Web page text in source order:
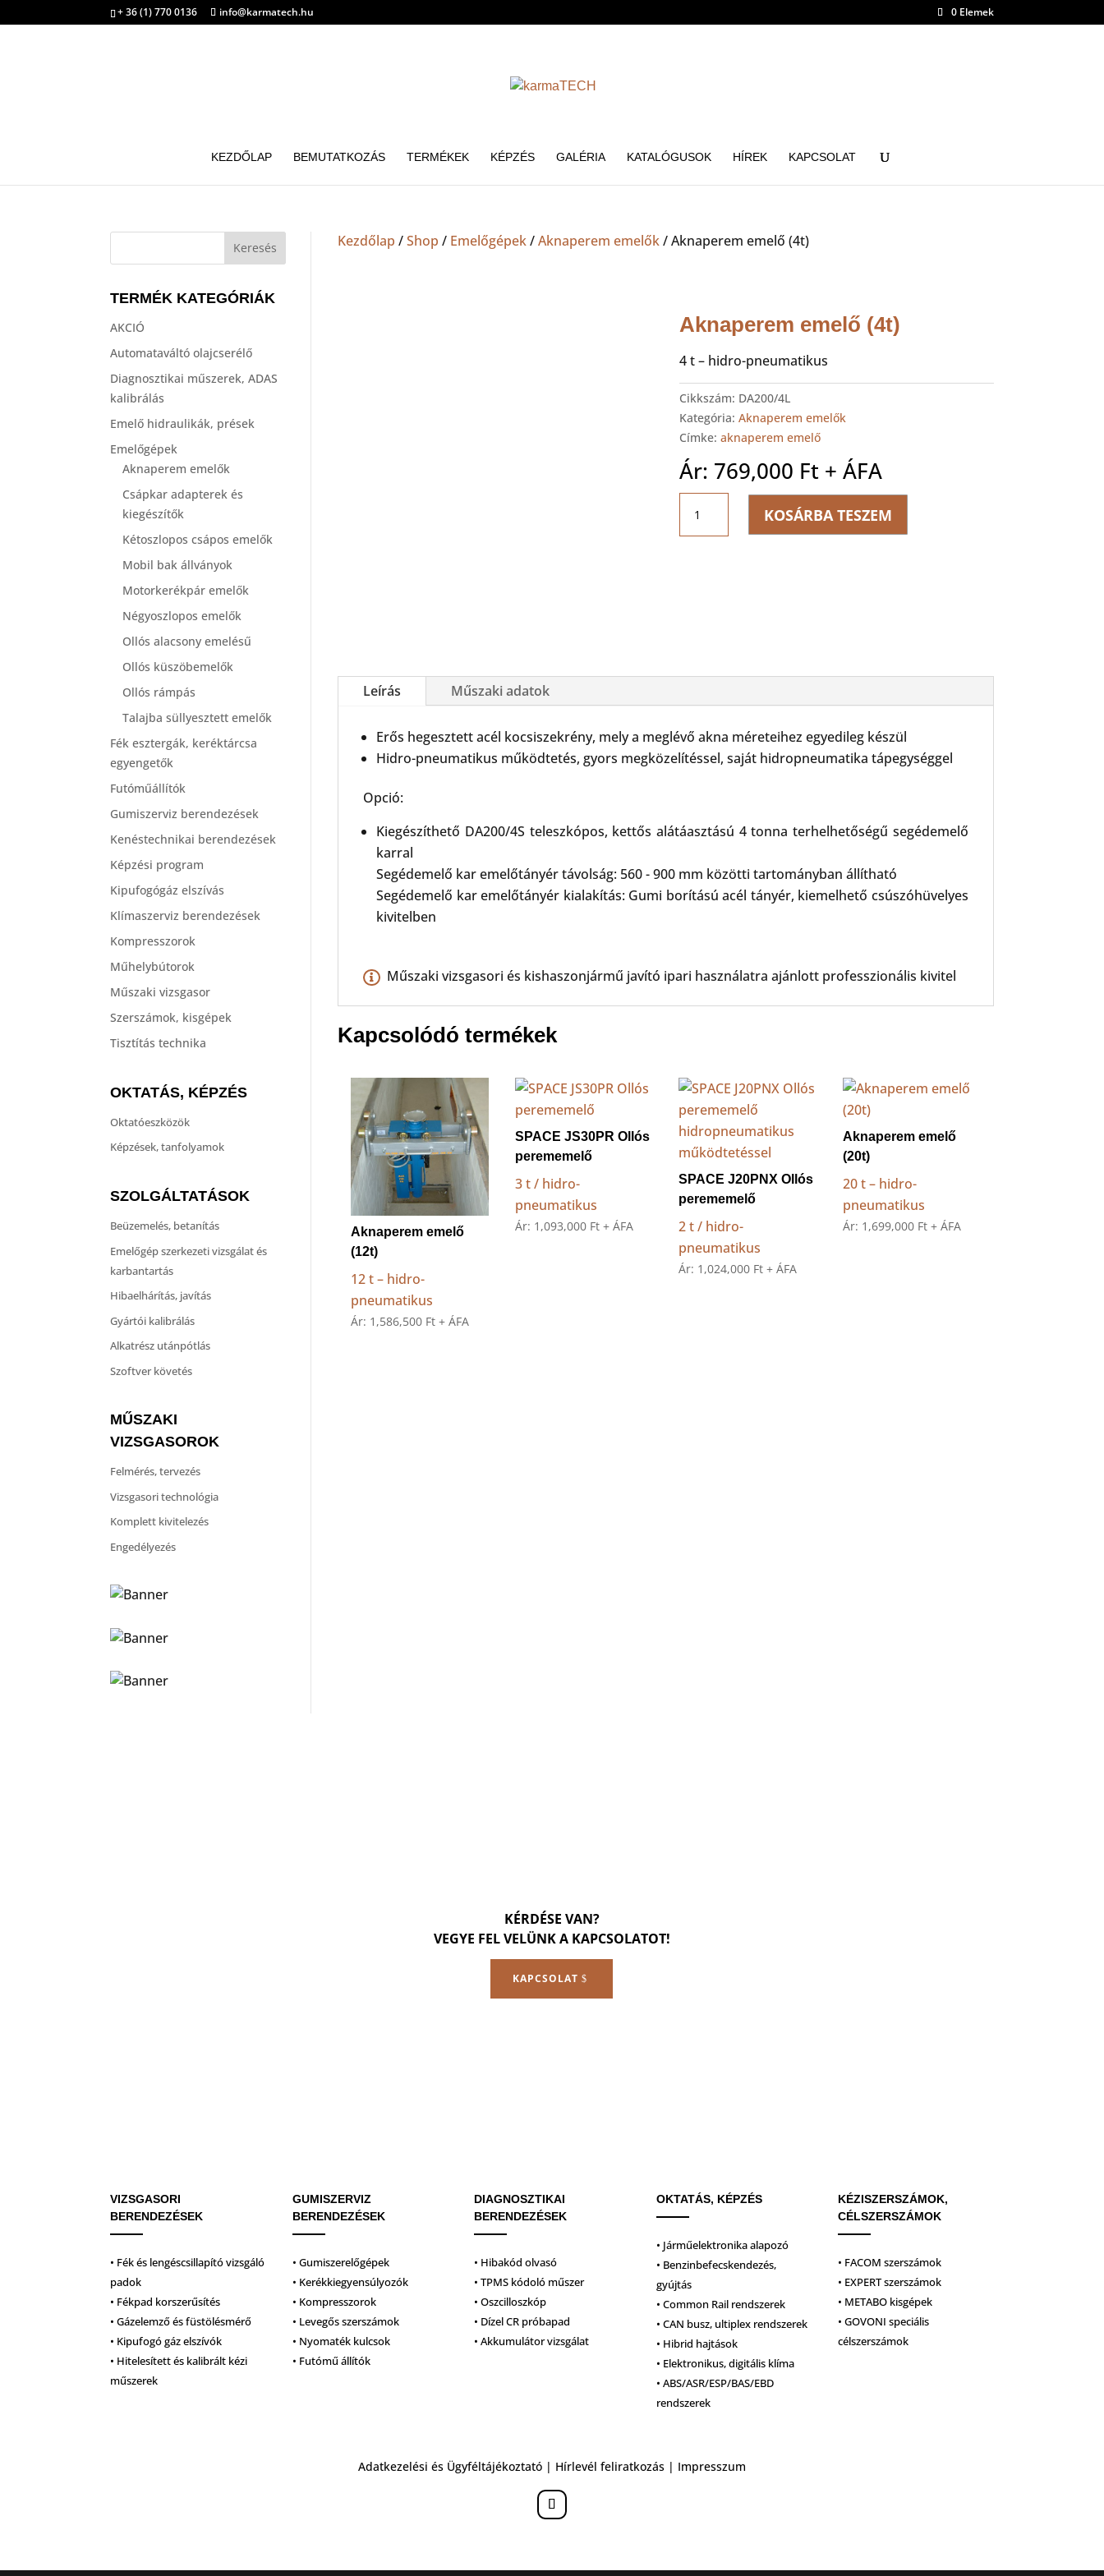
+ 36 (1) 770 0136 info@karmatech.hu 0 Elemek
KEZDŐLAP BEMUTATKOZÁS TERMÉKEK KÉPZÉS GALÉRIA KATALÓGUSOK HÍREK KAPCSOLAT
TERMÉK KATEGÓRIÁK
AKCIÓ
Automataváltó olajcserélő
Diagnosztikai műszerek, ADAS
kalibrálás
Emelő hidraulikák, prések
Emelőgépek
Aknaperem emelők
Csápkar adapterek és
kiegészítők
Kétoszlopos csápos emelők
Mobil bak állványok
Motorkerékpár emelők
Négyoszlopos emelők
Ollós alacsony emelésű
Ollós küszöbemelők
Ollós rámpás
Talajba süllyesztett emelők
Fék esztergák, keréktárcsa
egyengetők
Futóműállítók
Gumiszerviz berendezések
Kenéstechnikai berendezések
Képzési program
Kipufogógáz elszívás
Klímaszerviz berendezések
Kompresszorok
Műhelybútorok
Műszaki vizsgasor
Szerszámok, kisgépek
Tisztítás technika
OKTATÁS, KÉPZÉS
Oktatóeszközök
Képzések, tanfolyamok
SZOLGÁLTATÁSOK
Beüzemelés, betanítás
Emelőgép szerkezeti vizsgálat és
karbantartás
Hibaelhárítás, javítás
Gyártói kalibrálás
Alkatrész utánpótlás
Szoftver követés
MŰSZAKI
VIZSGASOROK
Felmérés, tervezés
Vizsgasori technológia
Komplett kivitelezés
Engedélyezés
Kezdőlap /Shop / Emelőgépek/Aknaperem emelők/ Aknaperem emelő (4t)
Aknaperem emelő (4t)
4 t – hidro-pneumatikus
Cikkszám: DA200/4L
Kategória: Aknaperem emelők
Címke: aknaperem emelő
Ár: 769,000 Ft + ÁFA
emelő
(4t)
KOSÁRBA TESZEM
Leírás Műszaki adatok
Erős hegesztett acél kocsiszekrény, mely a meglévő akna méreteihez egyedileg készül
Hidro-pneumatikus működtetés, gyors megközelítéssel, saját hidropneumatika tápegységgel
Opció:
Kiegészíthető DA200/4S teleszkópos, kettős alátáasztású 4 tonna terhelhetőségű segédemelő
karral
Segédemelő kar emelőtányér távolság: 560 - 900 mm közötti tartományban állítható
Segédemelő kar emelőtányér kialakítás: Gumi borítású acél tányér, kiemelhető csúszóhüvelyes
kivitelben
Műszaki vizsgasori és kishaszonjármű javító ipari használatra ajánlott professzionális kivitel
Kapcsolódó termékek
Aknaperem emelő
(12t)
12 t – hidro-
pneumatikus
Ár: 1,586,500 Ft + ÁFA
SPACE JS30PR Ollós
perememelő
3 t / hidro-
pneumatikus
Ár: 1,093,000 Ft + ÁFA
SPACE J20PNX Ollós
perememelő
2 t / hidro-
pneumatikus
Ár: 1,024,000 Ft + ÁFA
Aknaperem emelő
(20t)
20 t – hidro-
pneumatikus
Ár: 1,699,000 Ft + ÁFA
KÉRDÉSE VAN?
VEGYE FEL VELÜNK A KAPCSOLATOT!
KAPCSOLAT
VIZSGASORI
BERENDEZÉSEK
• Fék és lengéscsillapító vizsgáló
padok
• Fékpad korszerűsítés
• Gázelemző és füstölésmérő
• Kipufogó gáz elszívók
• Hitelesített és kalibrált kézi
műszerek
GUMISZERVIZ
BERENDEZÉSEK
• Gumiszerelőgépek
• Kerékkiegyensúlyozók
• Kompresszorok
• Levegős szerszámok
• Nyomaték kulcsok
• Futómű állítók
DIAGNOSZTIKAI
BERENDEZÉSEK
• Hibakód olvasó
• TPMS kódoló műszer
• Oszcilloszkóp
• Dízel CR próbapad
• Akkumulátor vizsgálat
OKTATÁS, KÉPZÉS
• Járműelektronika alapozó
• Benzinbefecskendezés,
gyújtás
• Common Rail rendszerek
• CAN busz, ultiplex rendszerek
• Hibrid hajtások
• Elektronikus, digitális klíma
• ABS/ASR/ESP/BAS/EBD
rendszerek
KÉZISZERSZÁMOK,
CÉLSZERSZÁMOK
• FACOM szerszámok
• EXPERT szerszámok
• METABO kisgépek
• GOVONI speciális
célszerszámok
Adatkezelési és Ügyféltájékoztató | Hírlevél feliratkozás | Impresszum